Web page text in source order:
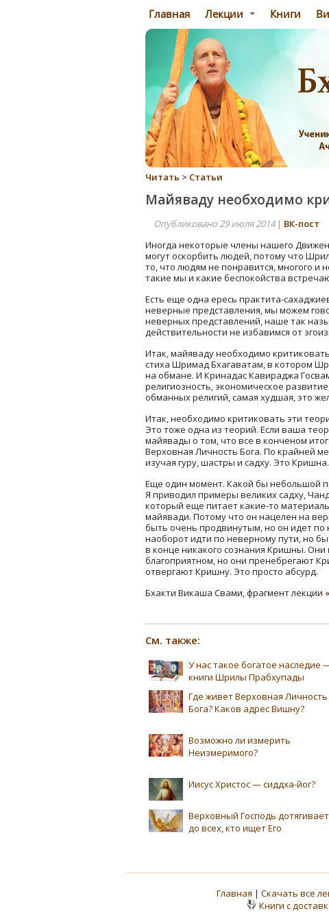
Главная Лекции Книги
Читать > Статьи
Майяваду необходимо
Опубликовано 29 июля 2014| ВК-пост
Иногда некоторые члены нашего
могут оскорбить людей, потому что
то, что людям не понравится, многого и
такие мы и какие беспокойства
Есть еще одна ересь практита-
неверные представления, мы можем
неверных представлений, наше так
действительности не избавимся от
Итак, майяваду необходимо
стиха Шримад Бхагаватам, в котором
на обмане. И Кринадас Кавираджа
религиозность, экономическое
обманных религий, самая худшая, это
Итак, необходимо критиковать эти
Это тоже одна из теорий. Если ваша
майявады о том, что все в конченом
Верховная Личность Бога. По крайней
изучая гуру, шастры и садху. Это Кришна.
Еще один момент. Какой бы небольшой
Я приводил примеры великих садху,
который еще питает какие-то
майявади. Потому что он нацелен на
быть очень продвинутым, но он идет
наоборот идти по неверному пути, но
в конце никакого сознания Кришны.
благоприятном, но они пренебрегают
отвергают Кришну. Это просто абсурд.
Бхакти Викаша Свами, фрагмент лекции
См. также:
У нас такое богатое наследие
книги Шрилы Прабхупады
Где живет Верховная Личность
Бога? Каков адрес Вишну?
Возможно ли измерить
Неизмеримого?
Иисус Христос — сиддха-йог?
Верховный Господь
до всех, кто ищет Его
Главная | Скачать все
Книги с